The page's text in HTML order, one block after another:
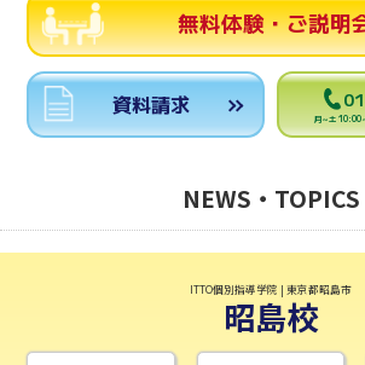
無料体験・ご説明
資料請求 月～土
NEWS・TOPICS
ITTO個別指導学院 | 東京都昭島市
昭島校